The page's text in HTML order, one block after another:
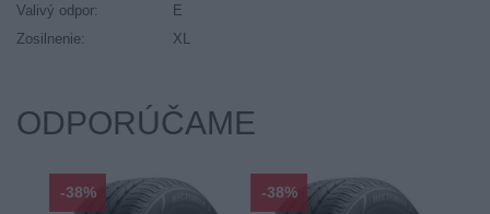
Valivý odpor:
E
Zosilnenie:
XL
ODPORÚČAME
-38% -38%